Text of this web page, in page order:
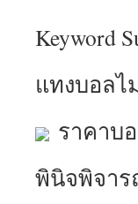
Keyword
แทงบอล
ราคาบ
พินิจพิจา